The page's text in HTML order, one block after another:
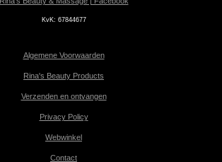
KvK: 67844677
Algemene Voorwaarden
Rina's Beauty Products
Verzenden en ontvangen
Privacy Policy
Webwinkel
Contact